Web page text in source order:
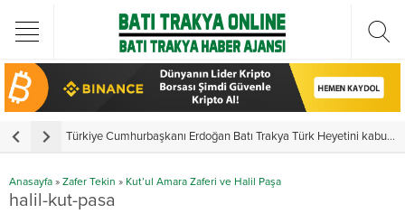
Türkiye Cumhurbaşkanı Erdoğan Batı Trakya Türk Heyetini kabul etti
Anasayfa » Zafer Tekin » Kut’ul Amara Zaferi ve Halil Paşa
halil-kut-pasa